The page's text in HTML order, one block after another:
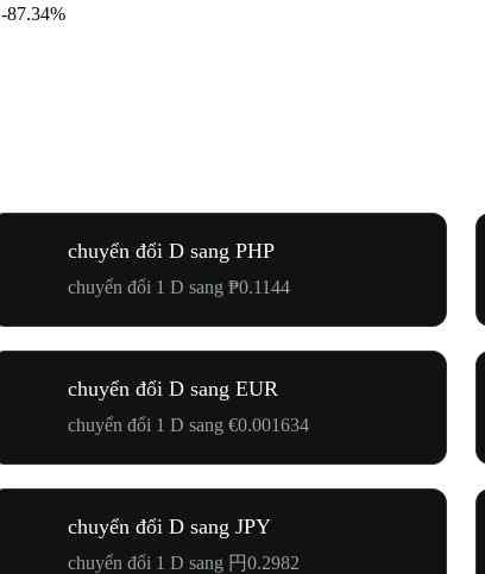
-87.34%
chuyển đổi D sang PHP
chuyển đổi 1 D sang ₱0.1144
chuyển đổi D sang EUR
chuyển đổi 1 D sang €0.001634
chuyển đổi D sang JPY
chuyển đổi 1 D sang 円0.2982